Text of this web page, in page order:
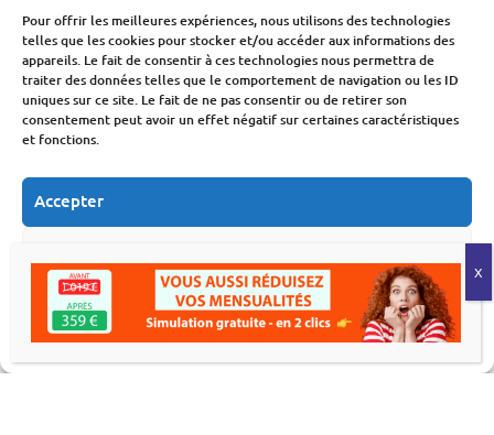
Pour offrir les meilleures expériences, nous utilisons des technologies
telles que les cookies pour stocker et/ou accéder aux informations des
appareils. Le fait de consentir à ces technologies nous permettra de
traiter des données telles que le comportement de navigation ou les ID
uniques sur ce site. Le fait de ne pas consentir ou de retirer son
consentement peut avoir un effet négatif sur certaines caractéristiques
et fonctions.
Accepter
Voir les préférences
Politique de cookiesDéclaration de confidentialité
Natalité en France : une
chute des naissances qui
inquiète pour notre
économie
Fabien Monvoisin
7 Août 2026
Incendies 2026 : une
facture qui s’élève déjà à
3 milliards d’euros
Fabien Monvoisin
6 Août 2026
Économie Immobilier Budget Économie